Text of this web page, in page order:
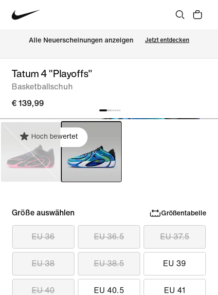
Alle Neuerscheinungen anzeigen Jetzt entdecken
Tatum 4 "Playoffs"
Basketballschuh
€ 139,99
Hoch bewertet
Größe auswählen Größentabelle
EU 36 EU 36.5 EU 37.5
EU 38 EU 38.5 EU 39
EU 40 EU 40.5 EU 41